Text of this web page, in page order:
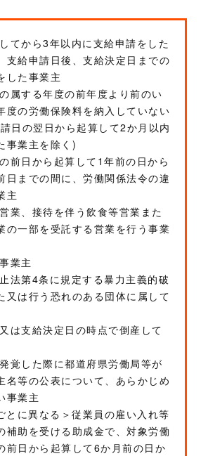
てから3年以内に支給申請をした
支給申請日後、支給決定日までの
した事業主
属する年度の前年度より前のい
度の労働保険料を納入していない
日の翌日から起算して2か月以内
事業主を除く)
前日から起算して1年前の日から
日までの間に、労働関係法令の違
主
業、接待を伴う飲食等営業また
の一部を受託する営業を行う事業
業主
法第4条に規定する暴力主義的破
又は行う恐れのある団体に属して
は支給決定日の時点で倒産して
覚した際に都道府県労働局等が
名等の公表について、あらかじめ
事業主
に異なる＞従業員の雇い入れ等
補助を受ける助成金で、対象労働
前日から起算して6か月前の日か